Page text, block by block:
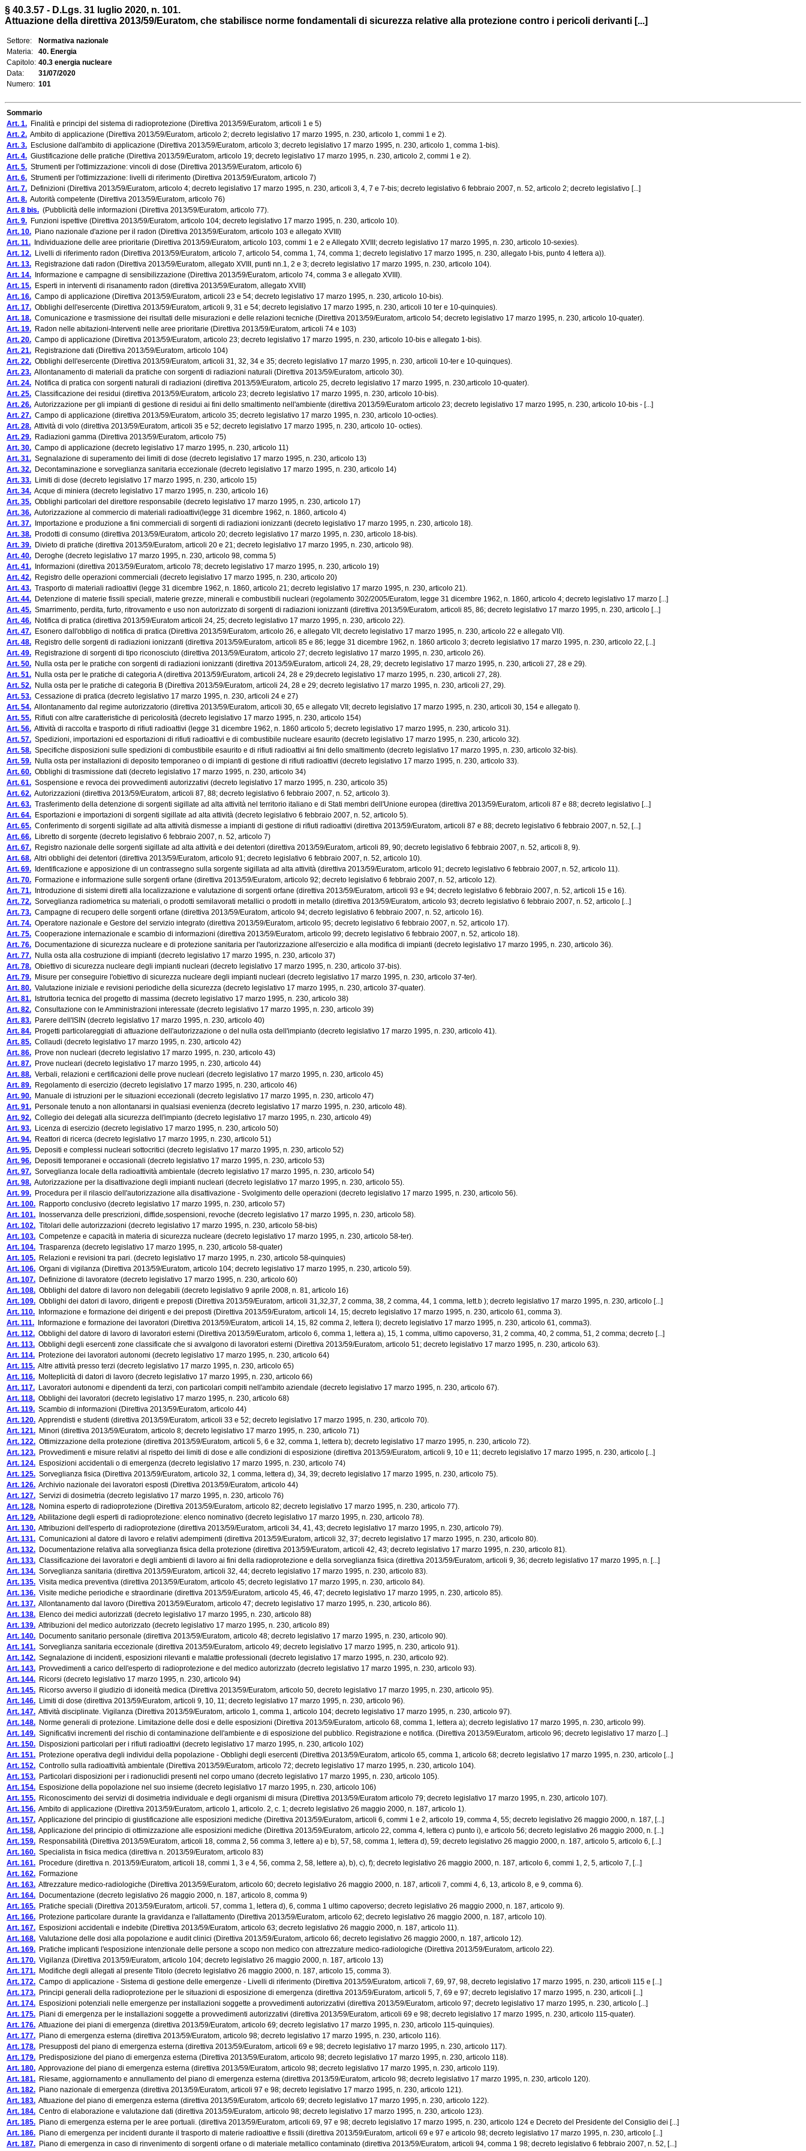
§ 40.3.57 - D.Lgs. 31 luglio 2020, n. 101.
Attuazione della direttiva 2013/59/Euratom, che stabilisce norme fondamentali di sicurezza relative alla protezione contro i pericoli derivanti [...]
Settore:
Normativa nazionale
Materia:
40. Energia
Capitolo: 40.3 energia nucleare
Data:
31/07/2020
Numero: 101
Sommario
Art. 1. Finalità e principi del sistema di radioprotezione (Direttiva 2013/59/Euratom, articoli 1 e 5)
Art. 2. Ambito di applicazione (Direttiva 2013/59/Euratom, articolo 2; decreto legislativo 17 marzo 1995, n. 230, articolo 1, commi 1 e 2).
Art. 3. Esclusione dall'ambito di applicazione (Direttiva 2013/59/Euratom, articolo 3; decreto legislativo 17 marzo 1995, n. 230, articolo 1, comma 1-bis).
Art. 4. Giustificazione delle pratiche (Direttiva 2013/59/Euratom, articolo 19; decreto legislativo 17 marzo 1995, n. 230, articolo 2, commi 1 e 2).
Art. 5. Strumenti per l'ottimizzazione: vincoli di dose (Direttiva 2013/59/Euratom, articolo 6)
Art. 6. Strumenti per l'ottimizzazione: livelli di riferimento (Direttiva 2013/59/Euratom, articolo 7)
Art. 7. Definizioni (Direttiva 2013/59/Euratom, articolo 4; decreto legislativo 17 marzo 1995, n. 230, articoli 3, 4, 7 e 7-bis; decreto legislativo 6 febbraio 2007, n. 52, articolo 2; decreto legislativo [...]
Art. 8. Autorità competente (Direttiva 2013/59/Euratom, articolo 76)
Art. 8 bis. (Pubblicità delle informazioni (Direttiva 2013/59/Euratom, articolo 77).
Art. 9. Funzioni ispettive (Direttiva 2013/59/Euratom, articolo 104; decreto legislativo 17 marzo 1995, n. 230, articolo 10).
Art. 10. Piano nazionale d'azione per il radon (Direttiva 2013/59/Euratom, articolo 103 e allegato XVIII)
Art. 11. Individuazione delle aree prioritarie (Direttiva 2013/59/Euratom, articolo 103, commi 1 e 2 e Allegato XVIII; decreto legislativo 17 marzo 1995, n. 230, articolo 10-sexies).
Art. 12. Livelli di riferimento radon (Direttiva 2013/59/Euratom, articolo 7, articolo 54, comma 1, 74, comma 1; decreto legislativo 17 marzo 1995, n. 230, allegato I-bis, punto 4 lettera a)).
Art. 13. Registrazione dati radon (Direttiva 2013/59/Euratom, allegato XVIII, punti nn.1, 2 e 3; decreto legislativo 17 marzo 1995, n. 230, articolo 104).
Art. 14. Informazione e campagne di sensibilizzazione (Direttiva 2013/59/Euratom, articolo 74, comma 3 e allegato XVIII).
Art. 15. Esperti in interventi di risanamento radon (direttiva 2013/59/Euratom, allegato XVIII)
Art. 16. Campo di applicazione (Direttiva 2013/59/Euratom, articoli 23 e 54; decreto legislativo 17 marzo 1995, n. 230, articolo 10-bis).
Art. 17. Obblighi dell'esercente (Direttiva 2013/59/Euratom, articoli 9, 31 e 54; decreto legislativo 17 marzo 1995, n. 230, articoli 10 ter e 10-quinquies).
Art. 18. Comunicazione e trasmissione dei risultati delle misurazioni e delle relazioni tecniche (Direttiva 2013/59/Euratom, articolo 54; decreto legislativo 17 marzo 1995, n. 230, articolo 10-quater).
Art. 19. Radon nelle abitazioni-Interventi nelle aree prioritarie (Direttiva 2013/59/Euratom, articoli 74 e 103)
Art. 20. Campo di applicazione (Direttiva 2013/59/Euratom, articolo 23; decreto legislativo 17 marzo 1995, n. 230, articolo 10-bis e allegato 1-bis).
Art. 21. Registrazione dati (Direttiva 2013/59/Euratom, articolo 104)
Art. 22. Obblighi dell'esercente (Direttiva 2013/59/Euratom, articoli 31, 32, 34 e 35; decreto legislativo 17 marzo 1995, n. 230, articoli 10-ter e 10-quinques).
Art. 23. Allontanamento di materiali da pratiche con sorgenti di radiazioni naturali (Direttiva 2013/59/Euratom, articolo 30).
Art. 24. Notifica di pratica con sorgenti naturali di radiazioni (direttiva 2013/59/Euratom, articolo 25, decreto legislativo 17 marzo 1995, n. 230,articolo 10-quater).
Art. 25. Classificazione dei residui (direttiva 2013/59/Euratom, articolo 23; decreto legislativo 17 marzo 1995, n. 230, articolo 10-bis).
Art. 26. Autorizzazione per gli impianti di gestione di residui ai fini dello smaltimento nell'ambiente (direttiva 2013/59/Euratom articolo 23; decreto legislativo 17 marzo 1995, n. 230, articolo 10-bis - [...]
Art. 27. Campo di applicazione (direttiva 2013/59/Euratom, articolo 35; decreto legislativo 17 marzo 1995, n. 230, articolo 10-octies).
Art. 28. Attività di volo (direttiva 2013/59/Euratom, articoli 35 e 52; decreto legislativo 17 marzo 1995, n. 230, articolo 10- octies).
Art. 29. Radiazioni gamma (Direttiva 2013/59/Euratom, articolo 75)
Art. 30. Campo di applicazione (decreto legislativo 17 marzo 1995, n. 230, articolo 11)
Art. 31. Segnalazione di superamento dei limiti di dose (decreto legislativo 17 marzo 1995, n. 230, articolo 13)
Art. 32. Decontaminazione e sorveglianza sanitaria eccezionale (decreto legislativo 17 marzo 1995, n. 230, articolo 14)
Art. 33. Limiti di dose (decreto legislativo 17 marzo 1995, n. 230, articolo 15)
Art. 34. Acque di miniera (decreto legislativo 17 marzo 1995, n. 230, articolo 16)
Art. 35. Obblighi particolari del direttore responsabile (decreto legislativo 17 marzo 1995, n. 230, articolo 17)
Art. 36. Autorizzazione al commercio di materiali radioattivi(legge 31 dicembre 1962, n. 1860, articolo 4)
Art. 37. Importazione e produzione a fini commerciali di sorgenti di radiazioni ionizzanti (decreto legislativo 17 marzo 1995, n. 230, articolo 18).
Art. 38. Prodotti di consumo (direttiva 2013/59/Euratom, articolo 20; decreto legislativo 17 marzo 1995, n. 230, articolo 18-bis).
Art. 39. Divieto di pratiche (direttiva 2013/59/Euratom, articoli 20 e 21; decreto legislativo 17 marzo 1995, n. 230, articolo 98).
Art. 40. Deroghe (decreto legislativo 17 marzo 1995, n. 230, articolo 98, comma 5)
Art. 41. Informazioni (direttiva 2013/59/Euratom, articolo 78; decreto legislativo 17 marzo 1995, n. 230, articolo 19)
Art. 42. Registro delle operazioni commerciali (decreto legislativo 17 marzo 1995, n. 230, articolo 20)
Art. 43. Trasporto di materiali radioattivi (legge 31 dicembre 1962, n. 1860, articolo 21; decreto legislativo 17 marzo 1995, n. 230, articolo 21).
Art. 44. Detenzione di materie fissili speciali, materie grezze, minerali e combustibili nucleari (regolamento 302/2005/Euratom, legge 31 dicembre 1962, n. 1860, articolo 4; decreto legislativo 17 marzo [...]
Art. 45. Smarrimento, perdita, furto, ritrovamento e uso non autorizzato di sorgenti di radiazioni ionizzanti (direttiva 2013/59/Euratom, articoli 85, 86; decreto legislativo 17 marzo 1995, n. 230, articolo [...]
Art. 46. Notifica di pratica (direttiva 2013/59/Euratom articoli 24, 25; decreto legislativo 17 marzo 1995, n. 230, articolo 22).
Art. 47. Esonero dall'obbligo di notifica di pratica (Direttiva 2013/59/Euratom, articolo 26, e allegato VII; decreto legislativo 17 marzo 1995, n. 230, articolo 22 e allegato VII).
Art. 48. Registro delle sorgenti di radiazioni ionizzanti (direttiva 2013/59/Euratom, articoli 85 e 86; legge 31 dicembre 1962, n. 1860 articolo 3; decreto legislativo 17 marzo 1995, n. 230, articolo 22, [...]
Art. 49. Registrazione di sorgenti di tipo riconosciuto (direttiva 2013/59/Euratom, articolo 27; decreto legislativo 17 marzo 1995, n. 230, articolo 26).
Art. 50. Nulla osta per le pratiche con sorgenti di radiazioni ionizzanti (direttiva 2013/59/Euratom, articoli 24, 28, 29; decreto legislativo 17 marzo 1995, n. 230, articoli 27, 28 e 29).
Art. 51. Nulla osta per le pratiche di categoria A (direttiva 2013/59/Euratom, articoli 24, 28 e 29;decreto legislativo 17 marzo 1995, n. 230, articoli 27, 28).
Art. 52. Nulla osta per le pratiche di categoria B (Direttiva 2013/59/Euratom, articoli 24, 28 e 29; decreto legislativo 17 marzo 1995, n. 230, articoli 27, 29).
Art. 53. Cessazione di pratica (decreto legislativo 17 marzo 1995, n. 230, articoli 24 e 27)
Art. 54. Allontanamento dal regime autorizzatorio (direttiva 2013/59/Euratom, articoli 30, 65 e allegato VII; decreto legislativo 17 marzo 1995, n. 230, articoli 30, 154 e allegato I).
Art. 55. Rifiuti con altre caratteristiche di pericolosità (decreto legislativo 17 marzo 1995, n. 230, articolo 154)
Art. 56. Attività di raccolta e trasporto di rifiuti radioattivi (legge 31 dicembre 1962, n. 1860 articolo 5; decreto legislativo 17 marzo 1995, n. 230, articolo 31).
Art. 57. Spedizioni, importazioni ed esportazioni di rifiuti radioattivi e di combustibile nucleare esaurito (decreto legislativo 17 marzo 1995, n. 230, articolo 32).
Art. 58. Specifiche disposizioni sulle spedizioni di combustibile esaurito e di rifiuti radioattivi ai fini dello smaltimento (decreto legislativo 17 marzo 1995, n. 230, articolo 32-bis).
Art. 59. Nulla osta per installazioni di deposito temporaneo o di impianti di gestione di rifiuti radioattivi (decreto legislativo 17 marzo 1995, n. 230, articolo 33).
Art. 60. Obblighi di trasmissione dati (decreto legislativo 17 marzo 1995, n. 230, articolo 34)
Art. 61. Sospensione e revoca dei provvedimenti autorizzativi (decreto legislativo 17 marzo 1995, n. 230, articolo 35)
Art. 62. Autorizzazioni (direttiva 2013/59/Euratom, articoli 87, 88; decreto legislativo 6 febbraio 2007, n. 52, articolo 3).
Art. 63. Trasferimento della detenzione di sorgenti sigillate ad alta attività nel territorio italiano e di Stati membri dell'Unione europea (direttiva 2013/59/Euratom, articoli 87 e 88; decreto legislativo [...]
Art. 64. Esportazioni e importazioni di sorgenti sigillate ad alta attività (decreto legislativo 6 febbraio 2007, n. 52, articolo 5).
Art. 65. Conferimento di sorgenti sigillate ad alta attività dismesse a impianti di gestione di rifiuti radioattivi (direttiva 2013/59/Euratom, articoli 87 e 88; decreto legislativo 6 febbraio 2007, n. 52, [...]
Art. 66. Libretto di sorgente (decreto legislativo 6 febbraio 2007, n. 52, articolo 7)
Art. 67. Registro nazionale delle sorgenti sigillate ad alta attività e dei detentori (direttiva 2013/59/Euratom, articoli 89, 90; decreto legislativo 6 febbraio 2007, n. 52, articoli 8, 9).
Art. 68. Altri obblighi dei detentori (direttiva 2013/59/Euratom, articolo 91; decreto legislativo 6 febbraio 2007, n. 52, articolo 10).
Art. 69. Identificazione e apposizione di un contrassegno sulla sorgente sigillata ad alta attività (direttiva 2013/59/Euratom, articolo 91; decreto legislativo 6 febbraio 2007, n. 52, articolo 11).
Art. 70. Formazione e informazione sulle sorgenti orfane (direttiva 2013/59/Euratom, articolo 92; decreto legislativo 6 febbraio 2007, n. 52, articolo 12).
Art. 71. Introduzione di sistemi diretti alla localizzazione e valutazione di sorgenti orfane (direttiva 2013/59/Euratom, articoli 93 e 94; decreto legislativo 6 febbraio 2007, n. 52, articoli 15 e 16).
Art. 72. Sorveglianza radiometrica su materiali, o prodotti semilavorati metallici o prodotti in metallo (direttiva 2013/59/Euratom, articolo 93; decreto legislativo 6 febbraio 2007, n. 52, articolo [...]
Art. 73. Campagne di recupero delle sorgenti orfane (direttiva 2013/59/Euratom, articolo 94; decreto legislativo 6 febbraio 2007, n. 52, articolo 16).
Art. 74. Operatore nazionale e Gestore del servizio integrato (direttiva 2013/59/Euratom, articolo 95; decreto legislativo 6 febbraio 2007, n. 52, articolo 17).
Art. 75. Cooperazione internazionale e scambio di informazioni (direttiva 2013/59/Euratom, articolo 99; decreto legislativo 6 febbraio 2007, n. 52, articolo 18).
Art. 76. Documentazione di sicurezza nucleare e di protezione sanitaria per l'autorizzazione all'esercizio e alla modifica di impianti (decreto legislativo 17 marzo 1995, n. 230, articolo 36).
Art. 77. Nulla osta alla costruzione di impianti (decreto legislativo 17 marzo 1995, n. 230, articolo 37)
Art. 78. Obiettivo di sicurezza nucleare degli impianti nucleari (decreto legislativo 17 marzo 1995, n. 230, articolo 37-bis).
Art. 79. Misure per conseguire l'obiettivo di sicurezza nucleare degli impianti nucleari (decreto legislativo 17 marzo 1995, n. 230, articolo 37-ter).
Art. 80. Valutazione iniziale e revisioni periodiche della sicurezza (decreto legislativo 17 marzo 1995, n. 230, articolo 37-quater).
Art. 81. Istruttoria tecnica del progetto di massima (decreto legislativo 17 marzo 1995, n. 230, articolo 38)
Art. 82. Consultazione con le Amministrazioni interessate (decreto legislativo 17 marzo 1995, n. 230, articolo 39)
Art. 83. Parere dell'ISIN (decreto legislativo 17 marzo 1995, n. 230, articolo 40)
Art. 84. Progetti particolareggiati di attuazione dell'autorizzazione o del nulla osta dell'impianto (decreto legislativo 17 marzo 1995, n. 230, articolo 41).
Art. 85. Collaudi (decreto legislativo 17 marzo 1995, n. 230, articolo 42)
Art. 86. Prove non nucleari (decreto legislativo 17 marzo 1995, n. 230, articolo 43)
Art. 87. Prove nucleari (decreto legislativo 17 marzo 1995, n. 230, articolo 44)
Art. 88. Verbali, relazioni e certificazioni delle prove nucleari (decreto legislativo 17 marzo 1995, n. 230, articolo 45)
Art. 89. Regolamento di esercizio (decreto legislativo 17 marzo 1995, n. 230, articolo 46)
Art. 90. Manuale di istruzioni per le situazioni eccezionali (decreto legislativo 17 marzo 1995, n. 230, articolo 47)
Art. 91. Personale tenuto a non allontanarsi in qualsiasi evenienza (decreto legislativo 17 marzo 1995, n. 230, articolo 48).
Art. 92. Collegio dei delegati alla sicurezza dell'impianto (decreto legislativo 17 marzo 1995, n. 230, articolo 49)
Art. 93. Licenza di esercizio (decreto legislativo 17 marzo 1995, n. 230, articolo 50)
Art. 94. Reattori di ricerca (decreto legislativo 17 marzo 1995, n. 230, articolo 51)
Art. 95. Depositi e complessi nucleari sottocritici (decreto legislativo 17 marzo 1995, n. 230, articolo 52)
Art. 96. Depositi temporanei e occasionali (decreto legislativo 17 marzo 1995, n. 230, articolo 53)
Art. 97. Sorveglianza locale della radioattività ambientale (decreto legislativo 17 marzo 1995, n. 230, articolo 54)
Art. 98. Autorizzazione per la disattivazione degli impianti nucleari (decreto legislativo 17 marzo 1995, n. 230, articolo 55).
Art. 99. Procedura per il rilascio dell'autorizzazione alla disattivazione - Svolgimento delle operazioni (decreto legislativo 17 marzo 1995, n. 230, articolo 56).
Art. 100. Rapporto conclusivo (decreto legislativo 17 marzo 1995, n. 230, articolo 57)
Art. 101. Inosservanza delle prescrizioni, diffide,sospensioni, revoche (decreto legislativo 17 marzo 1995, n. 230, articolo 58).
Art. 102. Titolari delle autorizzazioni (decreto legislativo 17 marzo 1995, n. 230, articolo 58-bis)
Art. 103. Competenze e capacità in materia di sicurezza nucleare (decreto legislativo 17 marzo 1995, n. 230, articolo 58-ter).
Art. 104. Trasparenza (decreto legislativo 17 marzo 1995, n. 230, articolo 58-quater)
Art. 105. Relazioni e revisioni tra pari. (decreto legislativo 17 marzo 1995, n. 230, articolo 58-quinquies)
Art. 106. Organi di vigilanza (Direttiva 2013/59/Euratom, articolo 104; decreto legislativo 17 marzo 1995, n. 230, articolo 59).
Art. 107. Definizione di lavoratore (decreto legislativo 17 marzo 1995, n. 230, articolo 60)
Art. 108. Obblighi del datore di lavoro non delegabili (decreto legislativo 9 aprile 2008, n. 81, articolo 16)
Art. 109. Obblighi dei datori di lavoro, dirigenti e preposti (Direttiva 2013/59/Euratom, articoli 31,32,37, 2 comma, 38, 2 comma, 44, 1 comma, lett.b ); decreto legislativo 17 marzo 1995, n. 230, articolo [...]
Art. 110. Informazione e formazione dei dirigenti e dei preposti (Direttiva 2013/59/Euratom, articoli 14, 15; decreto legislativo 17 marzo 1995, n. 230, articolo 61, comma 3).
Art. 111. Informazione e formazione dei lavoratori (Direttiva 2013/59/Euratom, articoli 14, 15, 82 comma 2, lettera l); decreto legislativo 17 marzo 1995, n. 230, articolo 61, comma3).
Art. 112. Obblighi del datore di lavoro di lavoratori esterni (Direttiva 2013/59/Euratom, articolo 6, comma 1, lettera a), 15, 1 comma, ultimo capoverso, 31, 2 comma, 40, 2 comma, 51, 2 comma; decreto [...]
Art. 113. Obblighi degli esercenti zone classificate che si avvalgono di lavoratori esterni (Direttiva 2013/59/Euratom, articolo 51; decreto legislativo 17 marzo 1995, n. 230, articolo 63).
Art. 114. Protezione dei lavoratori autonomi (decreto legislativo 17 marzo 1995, n. 230, articolo 64)
Art. 115. Altre attività presso terzi (decreto legislativo 17 marzo 1995, n. 230, articolo 65)
Art. 116. Molteplicità di datori di lavoro (decreto legislativo 17 marzo 1995, n. 230, articolo 66)
Art. 117. Lavoratori autonomi e dipendenti da terzi, con particolari compiti nell'ambito aziendale (decreto legislativo 17 marzo 1995, n. 230, articolo 67).
Art. 118. Obblighi dei lavoratori (decreto legislativo 17 marzo 1995, n. 230, articolo 68)
Art. 119. Scambio di informazioni (Direttiva 2013/59/Euratom, articolo 44)
Art. 120. Apprendisti e studenti (direttiva 2013/59/Euratom, articoli 33 e 52; decreto legislativo 17 marzo 1995, n. 230, articolo 70).
Art. 121. Minori (direttiva 2013/59/Euratom, articolo 8; decreto legislativo 17 marzo 1995, n. 230, articolo 71)
Art. 122. Ottimizzazione della protezione (direttiva 2013/59/Euratom, articoli 5, 6 e 32, comma 1, lettera b); decreto legislativo 17 marzo 1995, n. 230, articolo 72).
Art. 123. Provvedimenti e misure relativi al rispetto dei limiti di dose e alle condizioni di esposizione (direttiva 2013/59/Euratom, articoli 9, 10 e 11; decreto legislativo 17 marzo 1995, n. 230, articolo [...]
Art. 124. Esposizioni accidentali o di emergenza (decreto legislativo 17 marzo 1995, n. 230, articolo 74)
Art. 125. Sorveglianza fisica (Direttiva 2013/59/Euratom, articolo 32, 1 comma, lettera d), 34, 39; decreto legislativo 17 marzo 1995, n. 230, articolo 75).
Art. 126. Archivio nazionale dei lavoratori esposti (Direttiva 2013/59/Euratom, articolo 44)
Art. 127. Servizi di dosimetria (decreto legislativo 17 marzo 1995, n. 230, articolo 76)
Art. 128. Nomina esperto di radioprotezione (Direttiva 2013/59/Euratom, articolo 82; decreto legislativo 17 marzo 1995, n. 230, articolo 77).
Art. 129. Abilitazione degli esperti di radioprotezione: elenco nominativo (decreto legislativo 17 marzo 1995, n. 230, articolo 78).
Art. 130. Attribuzioni dell'esperto di radioprotezione (direttiva 2013/59/Euratom, articoli 34, 41, 43; decreto legislativo 17 marzo 1995, n. 230, articolo 79).
Art. 131. Comunicazioni al datore di lavoro e relativi adempimenti (direttiva 2013/59/Euratom, articoli 32, 37; decreto legislativo 17 marzo 1995, n. 230, articolo 80).
Art. 132. Documentazione relativa alla sorveglianza fisica della protezione (direttiva 2013/59/Euratom, articoli 42, 43; decreto legislativo 17 marzo 1995, n. 230, articolo 81).
Art. 133. Classificazione dei lavoratori e degli ambienti di lavoro ai fini della radioprotezione e della sorveglianza fisica (direttiva 2013/59/Euratom, articoli 9, 36; decreto legislativo 17 marzo 1995, n. [...]
Art. 134. Sorveglianza sanitaria (direttiva 2013/59/Euratom, articoli 32, 44; decreto legislativo 17 marzo 1995, n. 230, articolo 83).
Art. 135. Visita medica preventiva (direttiva 2013/59/Euratom, articolo 45; decreto legislativo 17 marzo 1995, n. 230, articolo 84).
Art. 136. Visite mediche periodiche e straordinarie (direttiva 2013/59/Euratom, articolo 45, 46, 47; decreto legislativo 17 marzo 1995, n. 230, articolo 85).
Art. 137. Allontanamento dal lavoro (Direttiva 2013/59/Euratom, articolo 47; decreto legislativo 17 marzo 1995, n. 230, articolo 86).
Art. 138. Elenco dei medici autorizzati (decreto legislativo 17 marzo 1995, n. 230, articolo 88)
Art. 139. Attribuzioni del medico autorizzato (decreto legislativo 17 marzo 1995, n. 230, articolo 89)
Art. 140. Documento sanitario personale (direttiva 2013/59/Euratom, articolo 48; decreto legislativo 17 marzo 1995, n. 230, articolo 90).
Art. 141. Sorveglianza sanitaria eccezionale (direttiva 2013/59/Euratom, articolo 49; decreto legislativo 17 marzo 1995, n. 230, articolo 91).
Art. 142. Segnalazione di incidenti, esposizioni rilevanti e malattie professionali (decreto legislativo 17 marzo 1995, n. 230, articolo 92).
Art. 143. Provvedimenti a carico dell'esperto di radioprotezione e del medico autorizzato (decreto legislativo 17 marzo 1995, n. 230, articolo 93).
Art. 144. Ricorsi (decreto legislativo 17 marzo 1995, n. 230, articolo 94)
Art. 145. Ricorso avverso il giudizio di idoneità medica (Direttiva 2013/59/Euratom, articolo 50, decreto legislativo 17 marzo 1995, n. 230, articolo 95).
Art. 146. Limiti di dose (direttiva 2013/59/Euratom, articoli 9, 10, 11; decreto legislativo 17 marzo 1995, n. 230, articolo 96).
Art. 147. Attività disciplinate. Vigilanza (Direttiva 2013/59/Euratom, articolo 1, comma 1, articolo 104; decreto legislativo 17 marzo 1995, n. 230, articolo 97).
Art. 148. Norme generali di protezione. Limitazione delle dosi e delle esposizioni (Direttiva 2013/59/Euratom, articolo 68, comma 1, lettera a); decreto legislativo 17 marzo 1995, n. 230, articolo 99).
Art. 149. Significativi incrementi del rischio di contaminazione dell'ambiente e di esposizione del pubblico. Registrazione e notifica. (Direttiva 2013/59/Euratom, articolo 96; decreto legislativo 17 marzo [...]
Art. 150. Disposizioni particolari per i rifiuti radioattivi (decreto legislativo 17 marzo 1995, n. 230, articolo 102)
Art. 151. Protezione operativa degli individui della popolazione - Obblighi degli esercenti (Direttiva 2013/59/Euratom, articolo 65, comma 1, articolo 68; decreto legislativo 17 marzo 1995, n. 230, articolo [...]
Art. 152. Controllo sulla radioattività ambientale (Direttiva 2013/59/Euratom, articolo 72; decreto legislativo 17 marzo 1995, n. 230, articolo 104).
Art. 153. Particolari disposizioni per i radionuclidi presenti nel corpo umano (decreto legislativo 17 marzo 1995, n. 230, articolo 105).
Art. 154. Esposizione della popolazione nel suo insieme (decreto legislativo 17 marzo 1995, n. 230, articolo 106)
Art. 155. Riconoscimento dei servizi di dosimetria individuale e degli organismi di misura (Direttiva 2013/59/Euratom articolo 79; decreto legislativo 17 marzo 1995, n. 230, articolo 107).
Art. 156. Ambito di applicazione (Direttiva 2013/59/Euratom, articolo 1, articolo. 2, c. 1; decreto legislativo 26 maggio 2000, n. 187, articolo 1).
Art. 157. Applicazione del principio di giustificazione alle esposizioni mediche (Direttiva 2013/59/Euratom, articoli 6, commi 1 e 2, articolo 19, comma 4, 55; decreto legislativo 26 maggio 2000, n. 187, [...]
Art. 158. Applicazione del principio di ottimizzazione alle esposizioni mediche (Direttiva 2013/59/Euratom, articolo 22, comma 4, lettera c) punto i), e articolo 56; decreto legislativo 26 maggio 2000, n. [...]
Art. 159. Responsabilità (Direttiva 2013/59/Euratom, articoli 18, comma 2, 56 comma 3, lettere a) e b), 57, 58, comma 1, lettera d), 59; decreto legislativo 26 maggio 2000, n. 187, articolo 5, articolo 6, [...]
Art. 160. Specialista in fisica medica (direttiva n. 2013/59/Euratom, articolo 83)
Art. 161. Procedure (direttiva n. 2013/59/Euratom, articoli 18, commi 1, 3 e 4, 56, comma 2, 58, lettere a), b), c), f); decreto legislativo 26 maggio 2000, n. 187, articolo 6, commi 1, 2, 5, articolo 7, [...]
Art. 162. Formazione
Art. 163. Attrezzature medico-radiologiche (Direttiva 2013/59/Euratom, articolo 60; decreto legislativo 26 maggio 2000, n. 187, articoli 7, commi 4, 6, 13, articolo 8, e 9, comma 6).
Art. 164. Documentazione (decreto legislativo 26 maggio 2000, n. 187, articolo 8, comma 9)
Art. 165. Pratiche speciali (Direttiva 2013/59/Euratom, articoli. 57, comma 1, lettera d), 6, comma 1 ultimo capoverso; decreto legislativo 26 maggio 2000, n. 187, articolo 9).
Art. 166. Protezione particolare durante la gravidanza e l'allattamento (Direttiva 2013/59/Euratom, articolo 62; decreto legislativo 26 maggio 2000, n. 187, articolo 10).
Art. 167. Esposizioni accidentali e indebite (Direttiva 2013/59/Euratom, articolo 63; decreto legislativo 26 maggio 2000, n. 187, articolo 11).
Art. 168. Valutazione delle dosi alla popolazione e audit clinici (Direttiva 2013/59/Euratom, articolo 66; decreto legislativo 26 maggio 2000, n. 187, articolo 12).
Art. 169. Pratiche implicanti l'esposizione intenzionale delle persone a scopo non medico con attrezzature medico-radiologiche (Direttiva 2013/59/Euratom, articolo 22).
Art. 170. Vigilanza (Direttiva 2013/59/Euratom, articolo 104; decreto legislativo 26 maggio 2000, n. 187, articolo 13)
Art. 171. Modifiche degli allegati al presente Titolo (decreto legislativo 26 maggio 2000, n. 187, articolo 15, comma 3).
Art. 172. Campo di applicazione - Sistema di gestione delle emergenze - Livelli di riferimento (Direttiva 2013/59/Euratom, articoli 7, 69, 97, 98, decreto legislativo 17 marzo 1995, n. 230, articoli 115 e [...]
Art. 173. Principi generali della radioprotezione per le situazioni di esposizione di emergenza (direttiva 2013/59/Euratom, articoli 5, 7, 69 e 97; decreto legislativo 17 marzo 1995, n. 230, articoli [...]
Art. 174. Esposizioni potenziali nelle emergenze per installazioni soggette a provvedimenti autorizzativi (direttiva 2013/59/Euratom, articolo 97; decreto legislativo 17 marzo 1995, n. 230, articolo [...]
Art. 175. Piani di emergenza per le installazioni soggette a provvedimenti autorizzativi (direttiva 2013/59/Euratom, articoli 69 e 98; decreto legislativo 17 marzo 1995, n. 230, articolo 115-quater).
Art. 176. Attuazione dei piani di emergenza (direttiva 2013/59/Euratom, articolo 69; decreto legislativo 17 marzo 1995, n. 230, articolo 115-quinquies).
Art. 177. Piano di emergenza esterna (direttiva 2013/59/Euratom, articolo 98; decreto legislativo 17 marzo 1995, n. 230, articolo 116).
Art. 178. Presupposti del piano di emergenza esterna (direttiva 2013/59/Euratom, articoli 69 e 98; decreto legislativo 17 marzo 1995, n. 230, articolo 117).
Art. 179. Predisposizione del piano di emergenza esterna (Direttiva 2013/59/Euratom, articolo 98; decreto legislativo 17 marzo 1995, n. 230, articolo 118).
Art. 180. Approvazione del piano di emergenza esterna (direttiva 2013/59/Euratom, articolo 98; decreto legislativo 17 marzo 1995, n. 230, articolo 119).
Art. 181. Riesame, aggiornamento e annullamento del piano di emergenza esterna (direttiva 2013/59/Euratom, articolo 98; decreto legislativo 17 marzo 1995, n. 230, articolo 120).
Art. 182. Piano nazionale di emergenza (direttiva 2013/59/Euratom, articoli 97 e 98; decreto legislativo 17 marzo 1995, n. 230, articolo 121).
Art. 183. Attuazione del piano di emergenza esterna (direttiva 2013/59/Euratom, articolo 69; decreto legislativo 17 marzo 1995, n. 230, articolo 122).
Art. 184. Centro di elaborazione e valutazione dati (direttiva 2013/59/Euratom, articolo 98; decreto legislativo 17 marzo 1995, n. 230, articolo 123).
Art. 185. Piano di emergenza esterna per le aree portuali. (direttiva 2013/59/Euratom, articoli 69, 97 e 98; decreto legislativo 17 marzo 1995, n. 230, articolo 124 e Decreto del Presidente del Consiglio dei [...]
Art. 186. Piano di emergenza per incidenti durante il trasporto di materie radioattive e fissili (direttiva 2013/59/Euratom, articoli 69 e 97 e articolo 98; decreto legislativo 17 marzo 1995, n. 230, articolo [...]
Art. 187. Piano di emergenza in caso di rinvenimento di sorgenti orfane o di materiale metallico contaminato (direttiva 2013/59/Euratom, articoli 94, comma 1 98; decreto legislativo 6 febbraio 2007, n. 52, [...]